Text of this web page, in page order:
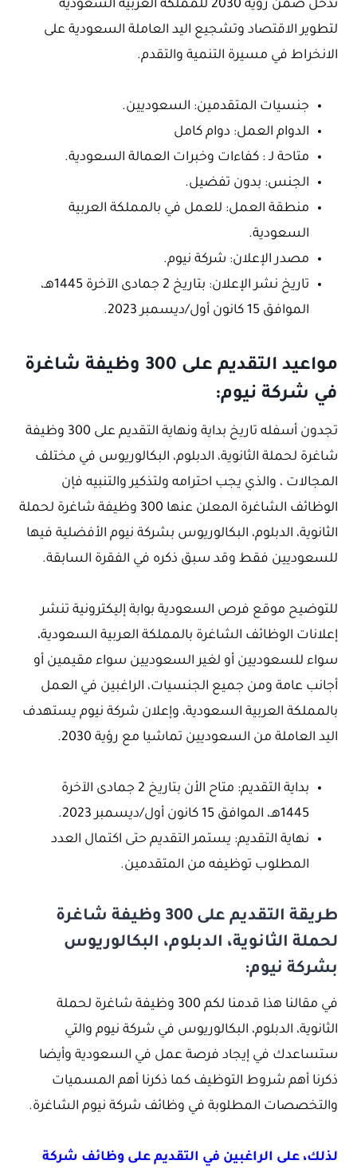
تدخل ضمن رؤية 2030 للمملكة العربية السعودية
لتطوير الاقتصاد وتشجيع اليد العاملة السعودية على
الانخراط في مسيرة التنمية والتقدم.
جنسيات المتقدمين: السعوديين.
الدوام العمل: دوام كامل
متاحة لـ : كفاءات وخبرات العمالة السعودية.
الجنس: بدون تفضيل.
منطقة العمل: للعمل في بالمملكة العربية
السعودية.
مصدر الإعلان: شركة نيوم.
تاريخ نشر الإعلان: بتاريخ 2 جمادى الآخرة 1445هـ،
الموافق 15 كانون أول/ديسمبر 2023.
مواعيد التقديم على 300 وظيفة شاغرة
في شركة نيوم:
تجدون أسفله تاريخ بداية ونهاية التقديم على 300 وظيفة
شاغرة لحملة الثانوية، الدبلوم، البكالوريوس في مختلف
المجالات ، والذي يجب احترامه ولتذكير والتنبيه فإن
الوظائف الشاغرة المعلن عنها 300 وظيفة شاغرة لحملة
الثانوية، الدبلوم، البكالوريوس بشركة نيوم الأفضلية فيها
للسعوديين فقط وقد سبق ذكره في الفقرة السابقة.
للتوضيح موقع فرص السعودية بوابة إليكترونية تنشر
إعلانات الوظائف الشاغرة بالمملكة العربية السعودية،
سواء للسعوديين أو لغير السعوديين سواء مقيمين أو
أجانب عامة ومن جميع الجنسيات، الراغبين في العمل
بالمملكة العربية السعودية، وإعلان شركة نيوم يستهدف
اليد العاملة من السعوديين تماشيا مع رؤية 2030.
بداية التقديم: متاح الأن بتاريخ 2 جمادى الآخرة
1445هـ، الموافق 15 كانون أول/ديسمبر 2023.
نهاية التقديم: يستمر التقديم حتى اكتمال العدد
المطلوب توظيفه من المتقدمين.
طريقة التقديم على 300 وظيفة شاغرة
لحملة الثانوية، الدبلوم، البكالوريوس
بشركة نيوم:
في مقالنا هذا قدمنا لكم 300 وظيفة شاغرة لحملة
الثانوية، الدبلوم، البكالوريوس في شركة نيوم والتي
ستساعدك في إيجاد فرصة عمل في السعودية وأيضا
ذكرنا أهم شروط التوظيف كما ذكرنا أهم المسميات
والتخصصات المطلوبة في وظائف شركة نيوم الشاغرة.
لذلك، على الراغبين في التقديم على وظائف شركة